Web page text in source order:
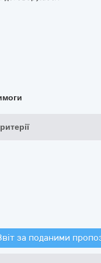
за поданими